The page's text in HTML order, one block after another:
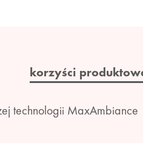
korzyści
technologii MaxAmbiance